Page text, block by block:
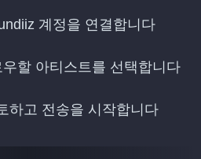
계정을 연결합니다
할 아티스트를 선택합니다
하고 전송을 시작합니다